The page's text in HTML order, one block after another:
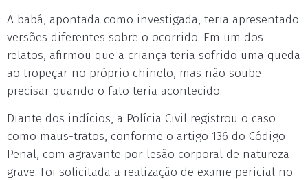
A babá, apontada como investigada, teria apresentado
versões diferentes sobre o ocorrido. Em um dos
relatos, afirmou que a criança teria sofrido uma queda
ao tropeçar no próprio chinelo, mas não soube
precisar quando o fato teria acontecido.
Diante dos indícios, a Polícia Civil registrou o caso
como maus-tratos, conforme o artigo 136 do Código
Penal, com agravante por lesão corporal de natureza
grave. Foi solicitada a realização de exame pericial no